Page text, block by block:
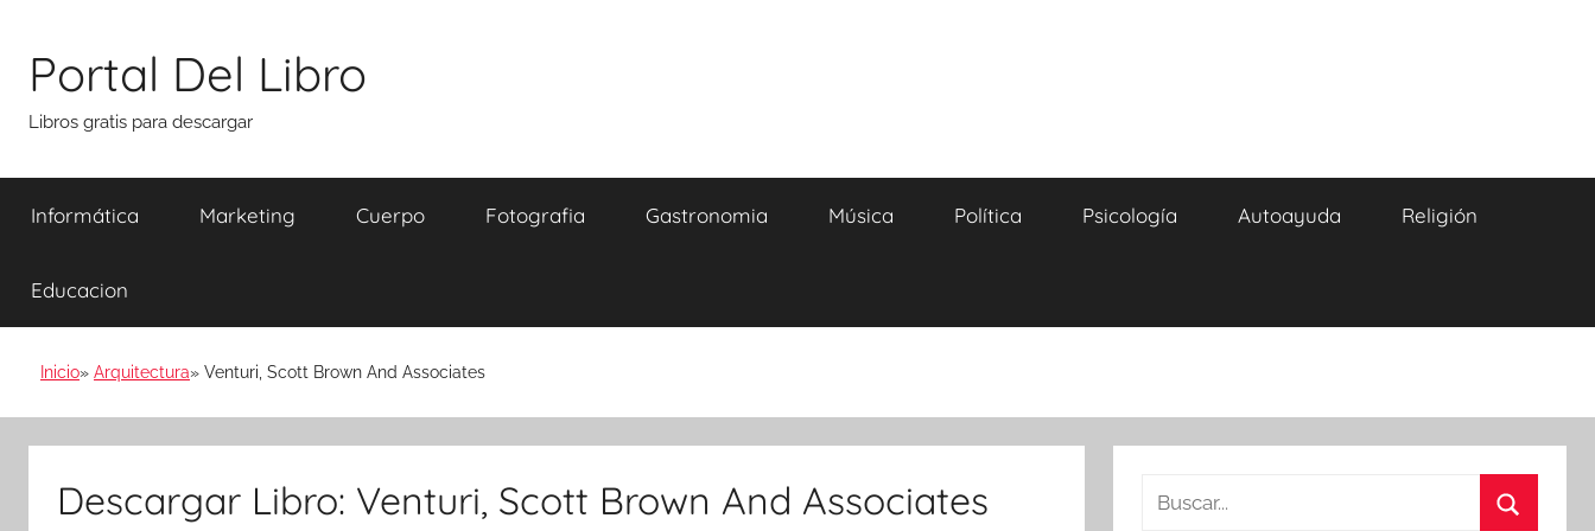
contenido
Portal Del Libro
Libros gratis para descargar
Informática Marketing Cuerpo Fotografia Gastronomia Música Política Psicología Autoayuda Religión
Educacion
Inicio Arquitectura Venturi, Scott Brown And Associates
Descargar Libro: Venturi, Scott Brown And Associates Buscar: